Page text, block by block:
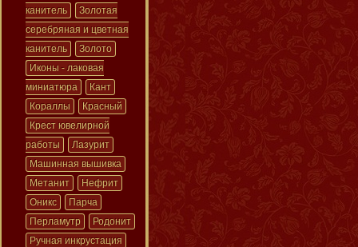
канитель
Золотая
серебряная и цветная
канитель
Золото
Иконы - лаковая
миниатюра
Кант
Кораллы
Красный
Крест ювелирной
работы
Лазурит
Машинная вышивка
Метанит
Нефрит
Оникс
Парча
Перламутр
Родонит
Ручная инкрустация